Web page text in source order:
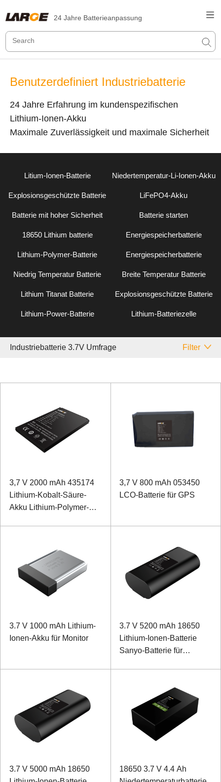
24 Jahre Batterieanpassung
Benutzerdefiniert Industriebatterie
24 Jahre Erfahrung im kundenspezifischen
Lithium-Ionen-Akku
Maximale Zuverlässigkeit und maximale Sicherheit
Litium-Ionen-Batterie Niedertemperatur-Li-Ionen-Akku
Explosionsgeschützte Batterie LiFePO4-Akku
Batterie mit hoher Sicherheit Batterie starten
18650 Lithium batterie Energiespeicherbatterie
Lithium-Polymer-Batterie Energiespeicherbatterie
Niedrig Temperatur Batterie Breite Temperatur Batterie
Lithium Titanat Batterie Explosionsgeschützte Batterie
Lithium-Power-Batterie Lithium-Batteriezelle
Industriebatterie 3.7V Umfrage Filter
3,7 V 2000 mAh 435174
Lithium-Kobalt-Säure-
Akku Lithium-Polymer-
3,7 V 800 mAh 053450
LCO-Batterie für GPS
3.7 V 1000 mAh Lithium-
Ionen-Akku für Monitor
3.7 V 5200 mAh 18650
Lithium-Ionen-Batterie
Sanyo-Batterie für
3.7 V 5000 mAh 18650
18650 3.7 V 4.4 Ah